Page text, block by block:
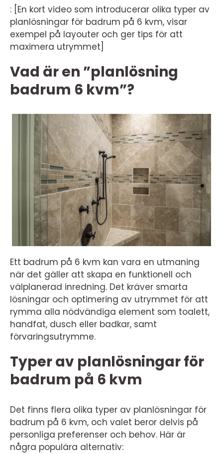
: [En kort video som introducerar olika typer av
planlösningar för badrum på 6 kvm, visar
exempel på layouter och ger tips för att
maximera utrymmet]
Vad är en ”planlösning
badrum 6 kvm”?
Ett badrum på 6 kvm kan vara en utmaning
när det gäller att skapa en funktionell och
välplanerad inredning. Det kräver smarta
lösningar och optimering av utrymmet för att
rymma alla nödvändiga element som toalett,
handfat, dusch eller badkar, samt
förvaringsutrymme.
Typer av planlösningar för
badrum på 6 kvm
Det finns flera olika typer av planlösningar för
badrum på 6 kvm, och valet beror delvis på
personliga preferenser och behov. Här är
några populära alternativ: